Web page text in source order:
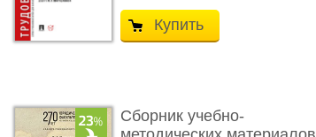
Купить
Сборник учебно-